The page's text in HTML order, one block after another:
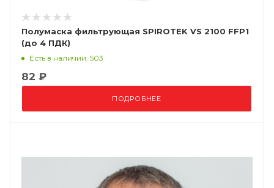
Полумаска фильтрующая SPIROTEK VS 2100 FFP1
(до 4 ПДК)
Есть в наличии: 503
82 ₽
ПОДРОБНЕЕ